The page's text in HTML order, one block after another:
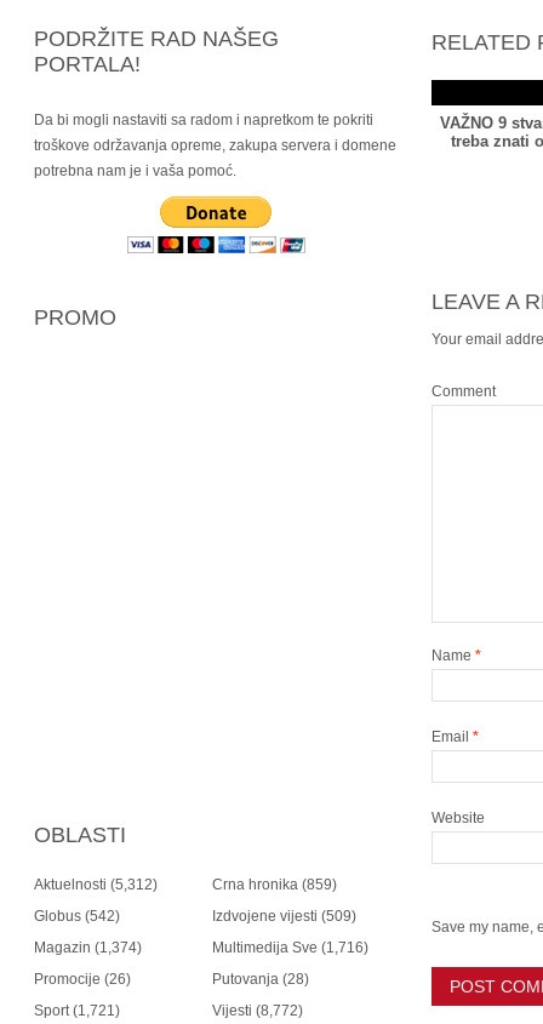
PODRŽITE RAD NAŠEG
PORTALA!
Da bi mogli nastaviti sa radom i napretkom te pokriti
troškove održavanja opreme, zakupa servera i domene
potrebna nam je i vaša pomoć.
PROMO
OBLASTI
Aktuelnosti (5,312) Crna hronika (859)
Globus (542) Izdvojene vijesti (509)
Magazin (1,374) Multimedija Sve (1,716)
Promocije (26) Putovanja (28)
Sport(1,721) Vijesti (8,772)
RELATED
VAŽNO 9
treba znati
LEAVE A
Your email
Comment
Name *
Email *
Website
Save my name,